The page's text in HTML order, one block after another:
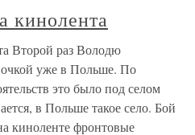
кинолента
Второй раз Володю
уже в Польше. По
это было под селом
в Польше такое село. Бой
киноленте фронтовые